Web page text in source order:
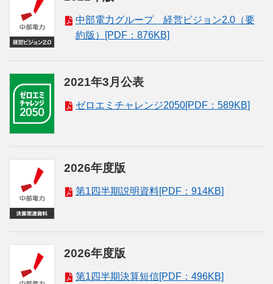
中部電力グループ 経営ビジョン2.0（要
約版）[PDF：876KB]
2021年3月公表
ゼロエミチャレンジ2050[PDF：589KB]
2026年度版
第1四半期説明資料[PDF：914KB]
2026年度版
第1四半期決算短信[PDF：496KB]